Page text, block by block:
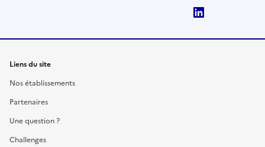
Liens du site
Nos établissements
Partenaires
Une question ?
Challenges